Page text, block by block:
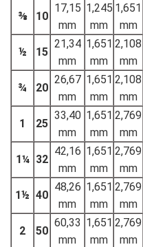
⅜ 10
17,15
mm
1,245
mm
1,651
mm
½ 15
21,34
mm
1,651
mm
2,108
mm
¾ 20
26,67
mm
1,651
mm
2,108
mm
1 25
33,40
mm
1,651
mm
2,769
mm
1¼ 32
42,16
mm
1,651
mm
2,769
mm
1½ 40
48,26
mm
1,651
mm
2,769
mm
2 50
60,33
mm
1,651
mm
2,769
mm